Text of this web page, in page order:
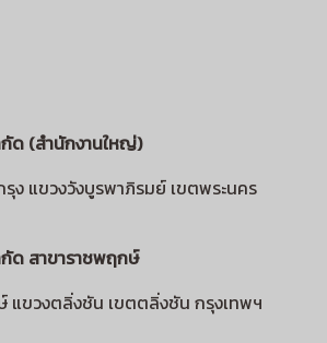
ด (สำนักงานใหญ่)
ง แขวงวังบูรพาภิรมย์ เขตพระนคร
ด สาขาราชพฤกษ์
แขวงตลิ่งชัน เขตตลิ่งชัน กรุงเทพฯ